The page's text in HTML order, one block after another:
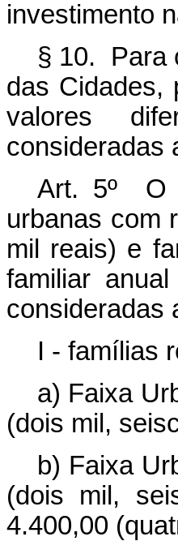
investimento
§ 10. Para
das Cidades,
valores
consideradas
Art. 5º
O
urbanas com
mil reais) e
familiar
consideradas
I - famílias
a) Faixa
(dois mil,
b) Faixa
(dois mil,
4.400,00